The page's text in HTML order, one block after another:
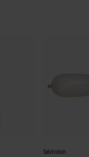
Sølvkroken